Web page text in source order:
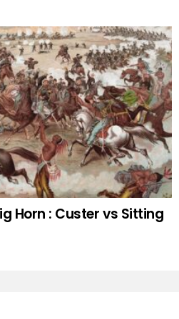
Horn : Custer vs Sitting